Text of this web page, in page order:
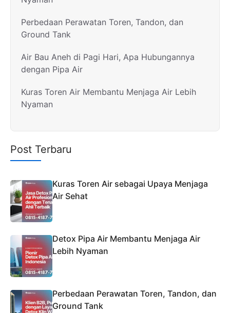
Perbedaan Perawatan Toren, Tandon, dan
Ground Tank
Air Bau Aneh di Pagi Hari, Apa Hubungannya
dengan Pipa Air
Kuras Toren Air Membantu Menjaga Air Lebih
Nyaman
Post Terbaru
Kuras Toren Air sebagai Upaya Menjaga
Air Sehat
Detox Pipa Air Membantu Menjaga Air
Lebih Nyaman
Perbedaan Perawatan Toren, Tandon, dan
Ground Tank